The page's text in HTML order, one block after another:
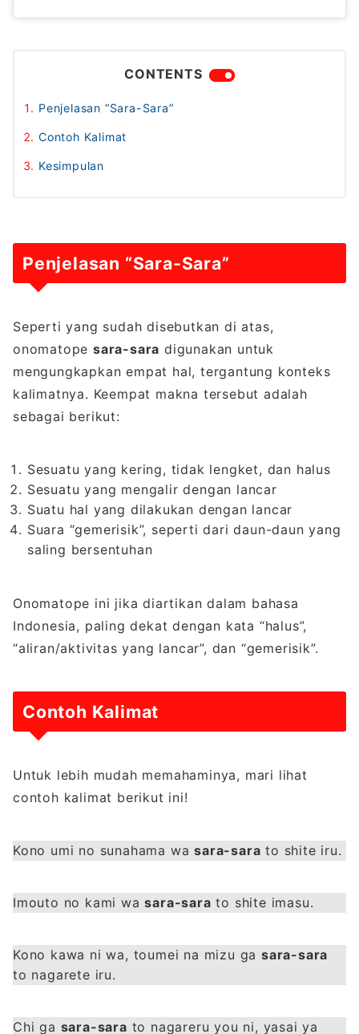
CONTENTS
Penjelasan “Sara-Sara”
Contoh Kalimat
Kesimpulan
Penjelasan “Sara-Sara”
Seperti yang sudah disebutkan di atas,
onomatopesara-sara digunakan untuk
mengungkapkan empat hal, tergantung konteks
kalimatnya. Keempat makna tersebut adalah
sebagai berikut:
Sesuatu yang kering, tidak lengket, dan halus
Sesuatu yang mengalir dengan lancar
Suatu hal yang dilakukan dengan lancar
Suara “gemerisik”, seperti dari daun-daun yang
saling bersentuhan
Onomatope ini jika diartikan dalam bahasa
Indonesia, paling dekat dengan kata “halus”,
“aliran/aktivitas yang lancar”, dan “gemerisik”.
Contoh Kalimat
Untuk lebih mudah memahaminya, mari lihat
contoh kalimat berikut ini!
Kono umi no sunahama wasara-sara to shite iru.
Imouto no kami wasara-sara to shite imasu.
Kono kawa ni wa, toumei na mizu ga sara-sara
to nagarete iru.
Chi ga sara-sara to nagareru you ni, yasai ya